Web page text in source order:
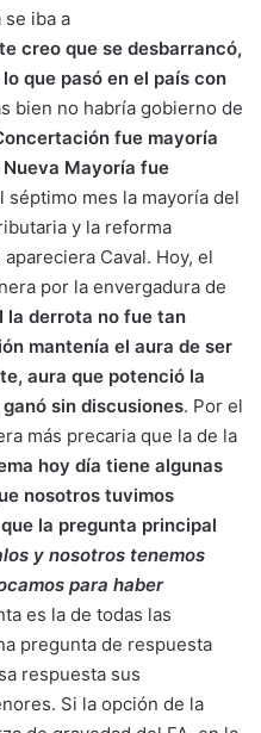
se iba a
creo que se desbarrancó,
que pasó en el país con
bien no habría gobierno de
fue mayoría
Mayoría fue
séptimo mes la mayoría del
y la reforma
Caval. Hoy, el
por la envergadura de
la derrota no fue tan
mantenía el aura de ser
aura que potenció la
sin discusiones. Por el
más precaria que la de la
hoy día tiene algunas
nosotros tuvimos
la pregunta principal
y nosotros tenemos
para haber
es la de todas las
pregunta de respuesta
respuesta sus
Si la opción de la